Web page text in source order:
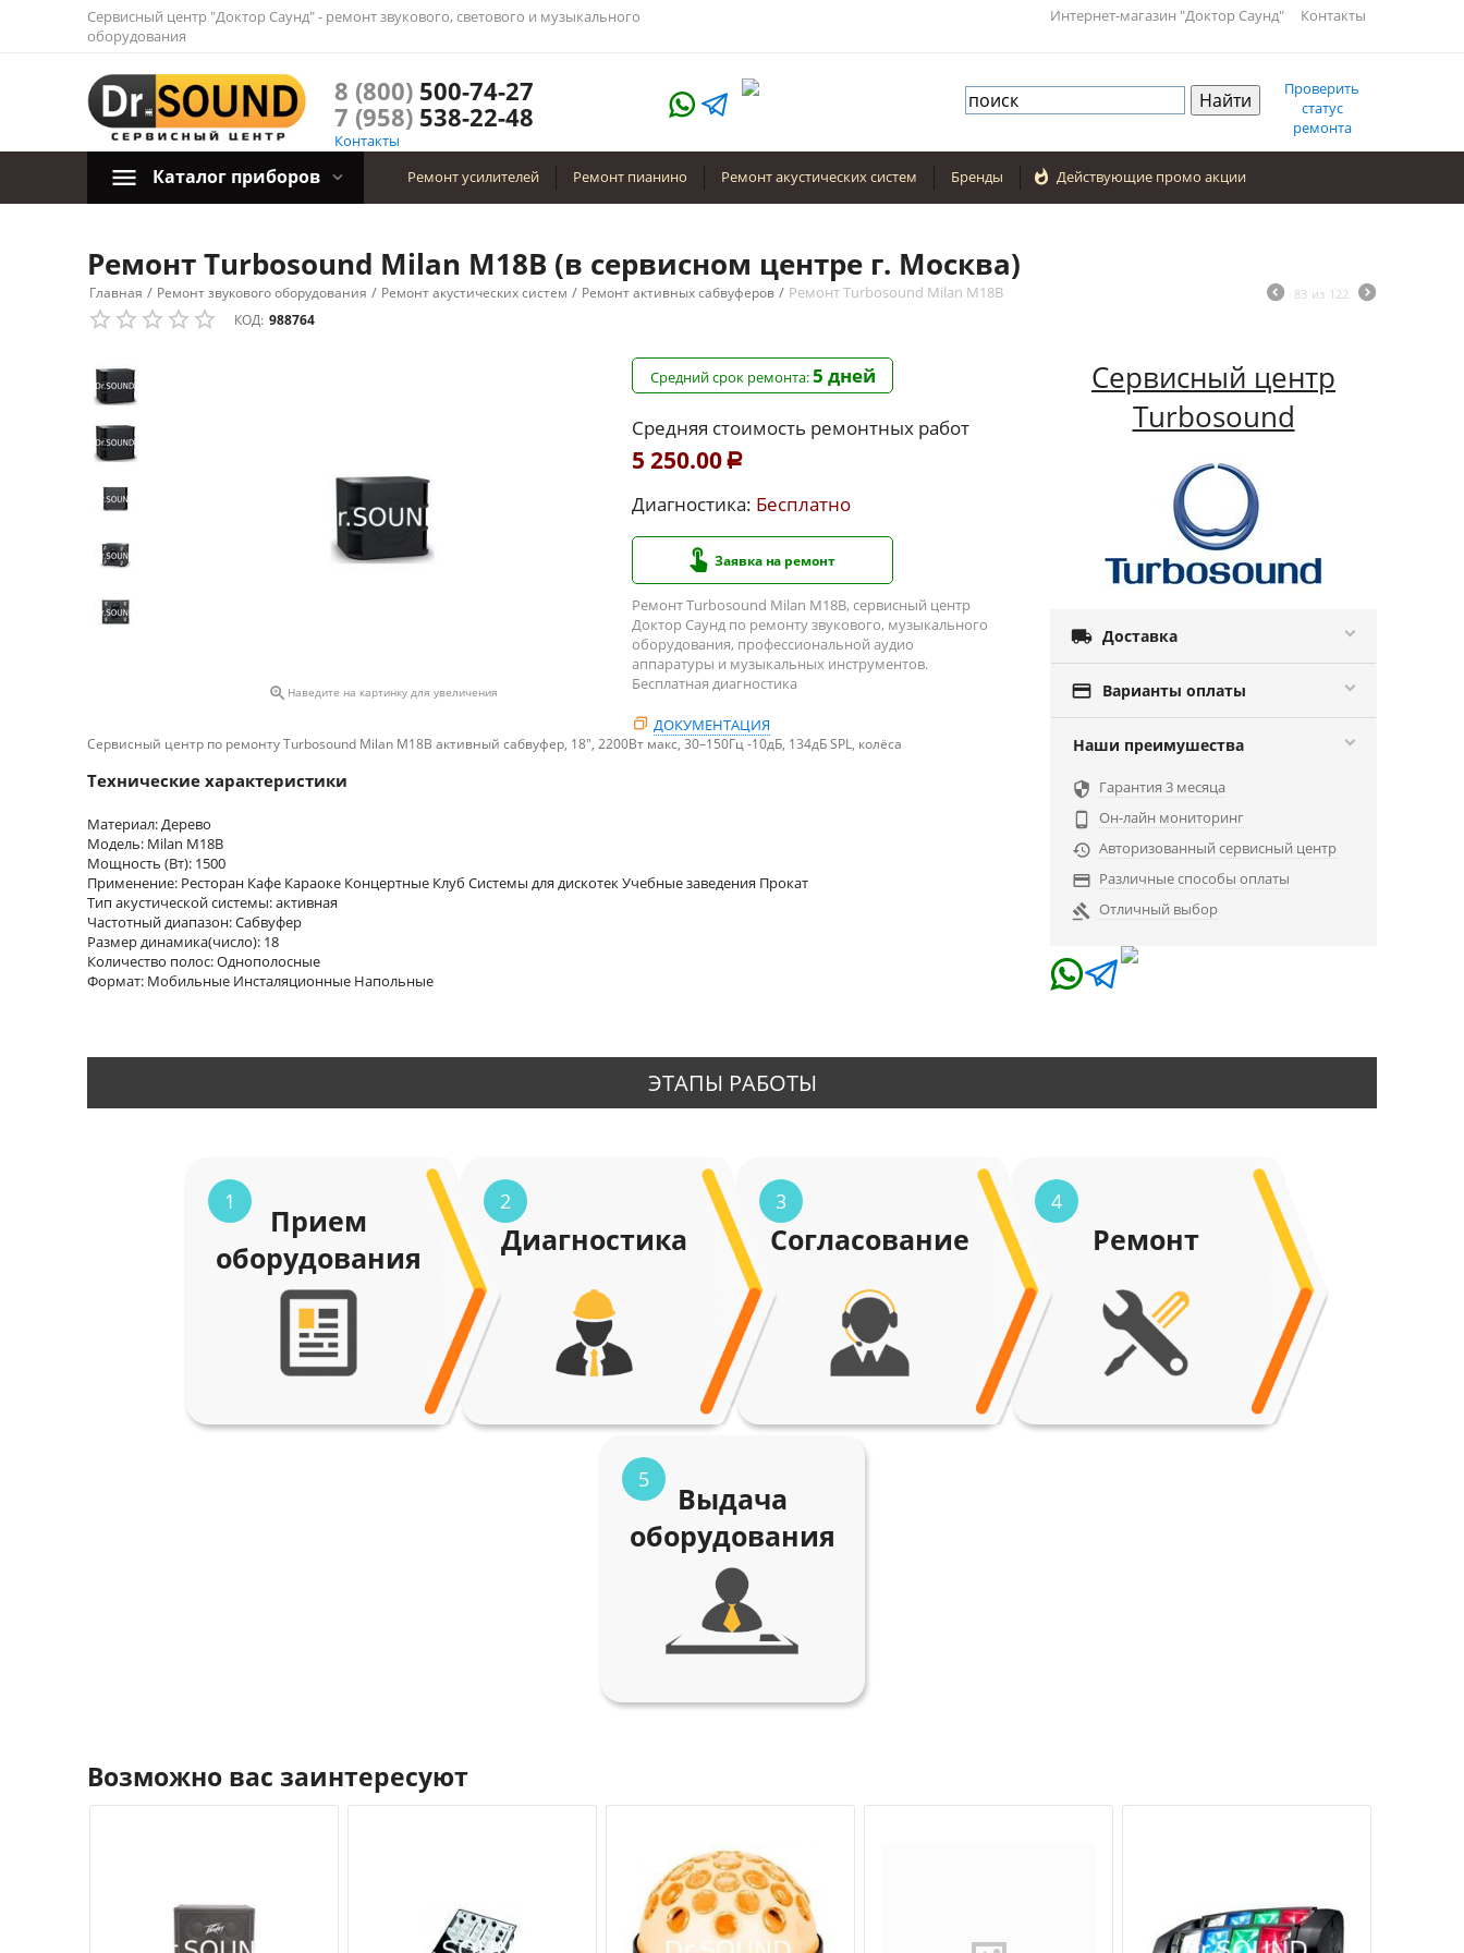
Сервисный центр "Доктор Саунд" - ремонт звукового, светового и музыкального
оборудования
Интернет-магазин "Доктор Саунд" Контакты
8 (800)500-74-27
7 (958)538-22-48
Контакты
Проверить
статус
ремонта
Каталог приборов Ремонт усилителей Ремонт пианино Ремонт акустических систем Бренды  Действующие промо акции
Ремонт Turbosound Milan M18B (в сервисном центре г. Москва)
Главная / Ремонт звукового оборудования / Ремонт акустических систем / Ремонт активных сабвуферов / Ремонт Turbosound Milan M18B 83 из 122
КОД: 988764
 Наведите на картинку для увеличения
Средний срок ремонта:5 дней
Средняя стоимость ремонтных работ
5 250.00 Р
Диагностика: Бесплатно
Заявка на ремонт
Ремонт Turbosound Milan M18B, сервисный центр
Доктор Саунд по ремонту звукового, музыкального
оборудования, профессиональной аудио
аппаратуры и музыкальных инструментов.
Бесплатная диагностика
ДОКУМЕНТАЦИЯ
Сервисный центр по ремонту Turbosound Milan M18B активный сабвуфер, 18", 2200Вт макс, 30–150Гц -10дБ, 134дБ SPL, колёса
Технические характеристики
Материал: Дерево
Модель: Milan M18B
Мощность (Вт): 1500
Применение: Ресторан Кафе Караоке Концертные Клуб Системы для дискотек Учебные заведения Прокат
Тип акустической системы: активная
Частотный диапазон: Сабвуфер
Размер динамика(число): 18
Количество полос: Однополосные
Формат: Мобильные Инсталяционные Напольные
Сервисный центр
Turbosound
 Доставка
 Варианты оплаты
Наши преимушества
 Гарантия 3 месяца

Он-лайн мониторинг
 Авторизованный сервисный центр
 Различные способы оплаты
 Отличный выбор
ЭТАПЫ РАБОТЫ
1
Прием
оборудования
2
Диагностика
3
Согласование
4
Ремонт
5
Выдача
оборудования
Возможно вас заинтересуют